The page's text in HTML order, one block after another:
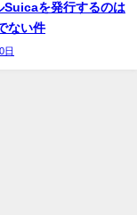
Suicaを発行するのは
ない件
日